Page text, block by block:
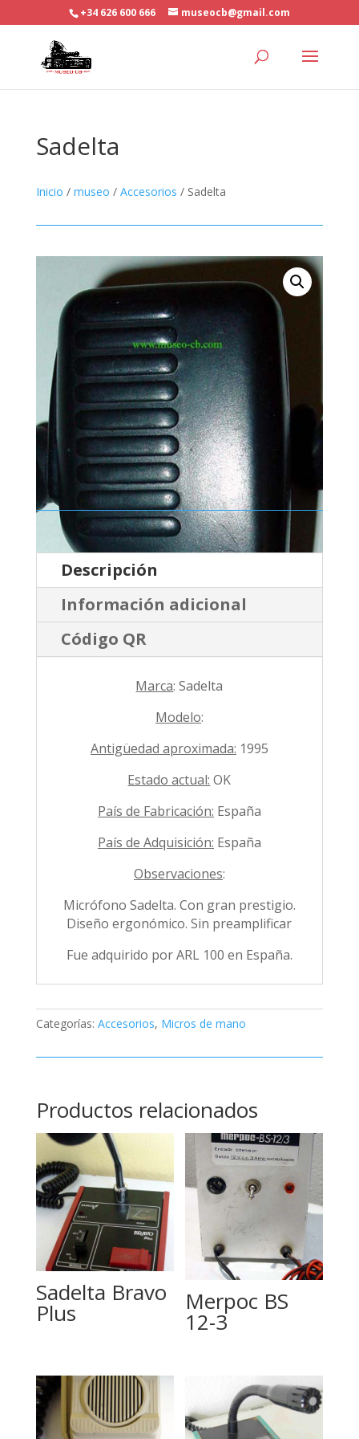
+34 626 600 666 museocb@gmail.com
Sadelta
Inicio / museo / Accesorios / Sadelta
Descripción
Información adicional
Código QR
Marca: Sadelta
Modelo:
Antigüedad aproximada: 1995
Estado actual: OK
País de Fabricación: España
País de Adquisición: España
Observaciones:
Micrófono Sadelta. Con gran prestigio.
Diseño ergonómico. Sin preamplificar
Fue adquirido por ARL 100 en España.
Categorías: Accesorios, Micros de mano
Productos relacionados
Sadelta Bravo
Plus Merpoc BS
12-3